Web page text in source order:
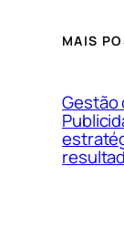
MAIS
Gestão